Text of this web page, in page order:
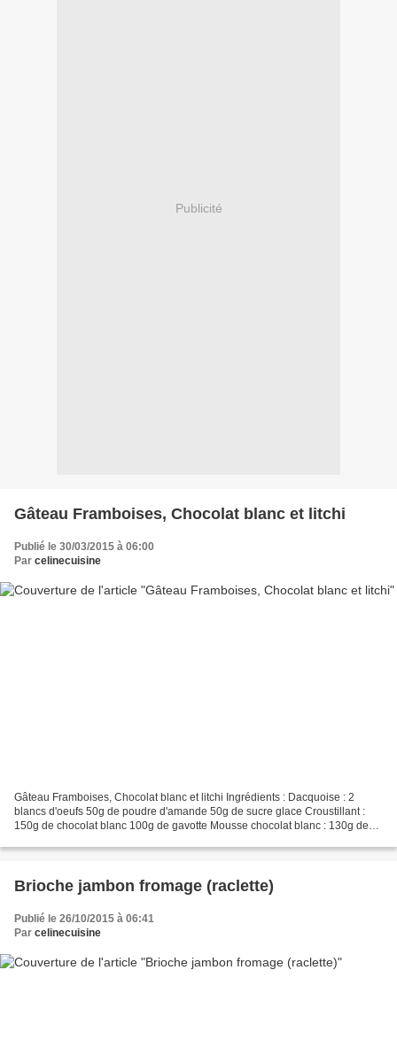
Publicité
Gâteau Framboises, Chocolat blanc et litchi
Publié le 30/03/2015 à 06:00
Par celinecuisine
Gâteau Framboises, Chocolat blanc et litchi Ingrédients : Dacquoise : 2
blancs d'oeufs 50g de poudre d'amande 50g de sucre glace Croustillant :
150g de chocolat blanc 100g de gavotte Mousse chocolat blanc : 130g de
Brioche jambon fromage (raclette)
Publié le 26/10/2015 à 06:41
Par celinecuisine